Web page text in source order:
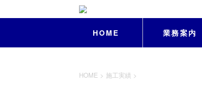
HOME 業務案内
HOME > 施工実績 >